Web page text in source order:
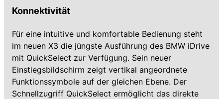
Konnektivität
Für eine intuitive und komfortable Bedienung steht
im neuen X3 die jüngste Ausführung des BMW iDrive
mit QuickSelect zur Verfügung. Sein neuer
Einstiegsbildschirm zeigt vertikal angeordnete
Funktionssymbole auf der gleichen Ebene. Der
Schnellzugriff QuickSelect ermöglicht das direkte